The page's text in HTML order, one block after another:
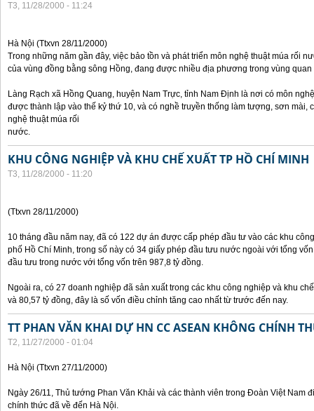
T3, 11/28/2000 - 11:24
Hà Nội (Ttxvn 28/11/2000)
Trong những năm gần đây, việc bảo tồn và phát triển môn nghệ thuật múa rối
của vùng đồng bằng sông Hồng, đang được nhiều địa phương trong vùng quan
Làng Rạch xã Hồng Quang, huyện Nam Trực, tỉnh Nam Định là nơi có môn
được thành lập vào thế kỷ thứ 10, và có nghề truyền thống làm tượng, sơn mài,
nghệ thuật múa rối
nước.
KHU CÔNG NGHIỆP VÀ KHU CHẾ XUẤT TP HỒ CHÍ MINH
T3, 11/28/2000 - 11:20
(Ttxvn 28/11/2000)
10 tháng đầu năm nay, đã có 122 dự án được cấp phép đầu tư vào các khu
phố Hồ Chí Minh, trong số này có 34 giấy phép đầu tưu nước ngoài với tổng
đầu tưu trong nước với tổng vốn trên 987,8 tỷ đồng.
Ngoài ra, có 27 doanh nghiệp đã sản xuất trong các khu công nghiệp và khu
và 80,57 tỷ đồng, đây là số vốn điều chỉnh tăng cao nhất từ trước đến nay.
TT PHAN VĂN KHAI DỰ HN CC ASEAN KHÔNG CHÍNH
T2, 11/27/2000 - 01:04
Hà Nội (Ttxvn 27/11/2000)
Ngày 26/11, Thủ tướng Phan Văn Khải và các thành viên trong Đoàn Việt Nam
chính thức đã về đến Hà Nội.